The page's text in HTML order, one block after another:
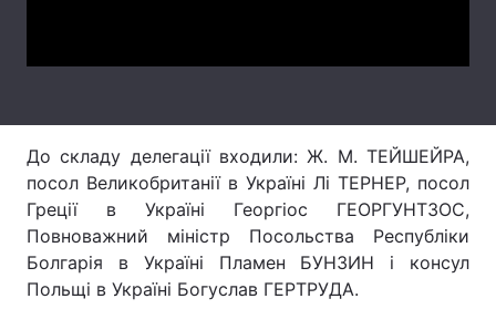
До складу делегації входили: Ж. М. ТЕЙШЕЙРА,
посол Великобританії в Україні Лі ТЕРНЕР, посол
Греції в Україні Георгіос ГЕОРГУНТЗОС,
Повноважний міністр Посольства Республіки
Болгарія в Україні Пламен БУНЗИН і консул
Польщі в Україні Богуслав ГЕРТРУДА.